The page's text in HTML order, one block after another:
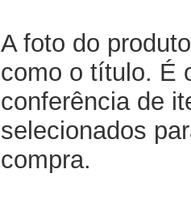
A foto do
como o título. É
conferência de
selecionados
compra.